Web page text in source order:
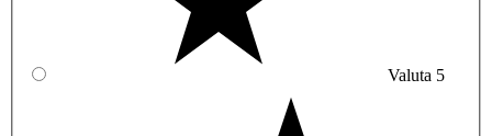
Valuta 5